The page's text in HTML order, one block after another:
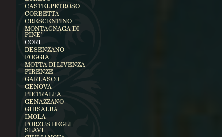
CASTELPETROSO
CORBETTA
CRESCENTINO
MONTAGNAGA DI
PINE'
CORI
DESENZANO
FOGGIA
MOTTA DI LIVENZA
FIRENZE
GARLASCO
GENOVA
PIETRALBA
GENAZZANO
GHISALBA
IMOLA
PORZUS DEGLI
SLAVI